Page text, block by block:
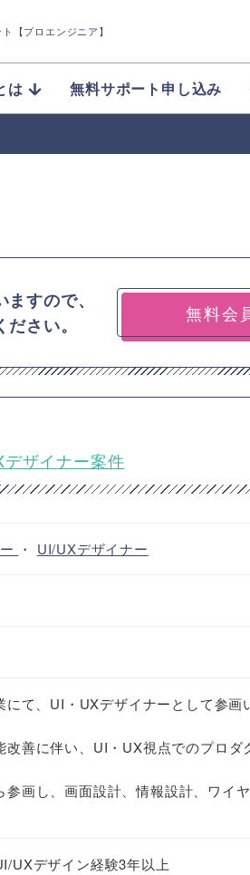
【プロエンジニア】
は 無料サポート申し込み
すので、
さい。
無料会
ザイナー案件
・ UI/UXデザイナー
て、UI・UXデザイナーとして参画
善に伴い、UI・UX視点でのプロダ
画し、画面設計、情報設計、ワイ
UXデザイン経験3年以上